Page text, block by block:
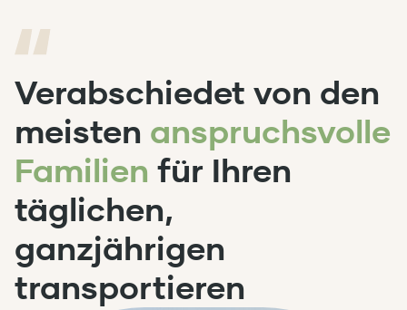
Verabschiedet von den
meisten anspruchsvolle
Familien für Ihren
täglichen,
ganzjährigen
transportieren